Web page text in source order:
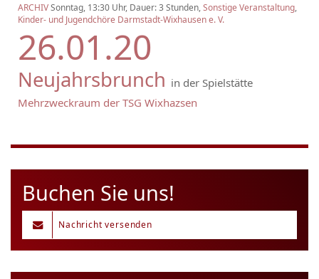
ARCHIVSonntag, 13:30 Uhr, Dauer: 3 Stunden,Sonstige Veranstaltung,
Kinder- und Jugendchöre Darmstadt-Wixhausen e. V.
26.01.20
Neujahrsbrunch in der Spielstätte
Mehrzweckraum der TSG Wixhazsen
Buchen Sie uns!
Nachricht versenden